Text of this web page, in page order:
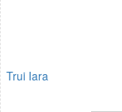
Trui Iara